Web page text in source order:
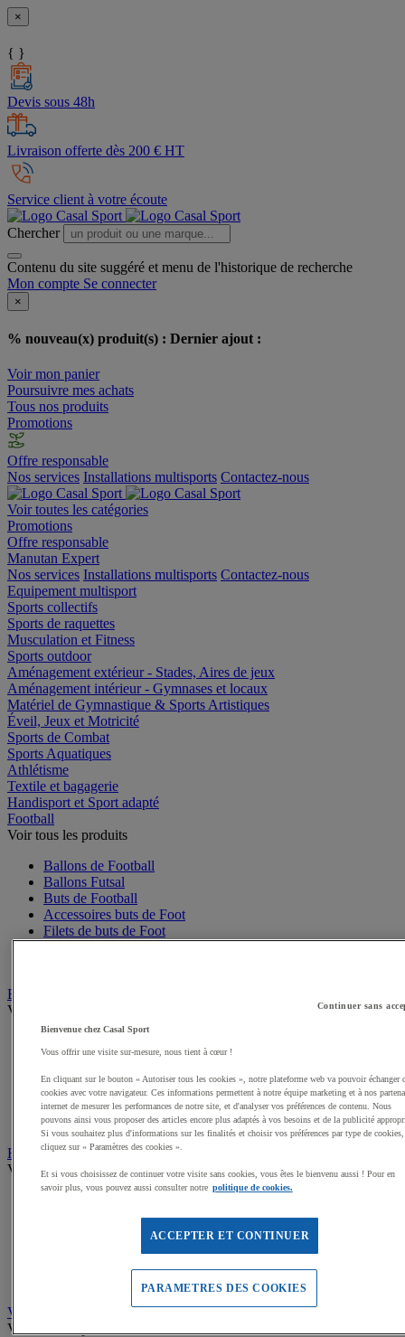
×
{ }
Devis sous 48h
Livraison offerte dès 200 € HT
Service client à votre écoute
Chercher
Contenu du site suggéré et menu de l'historique de recherche
Mon compte Se connecter
×
% nouveau(x) produit(s) : Dernier ajout :
Voir mon panier
Poursuivre mes achats
Tous nos produits
Promotions
Offre responsable
Nos services Installations multisports Contactez-nous
Voir toutes les catégories
Promotions
Offre responsable
Manutan Expert
Nos services Installations multisports Contactez-nous
Equipement multisport
Sports collectifs
Sports de raquettes
Musculation et Fitness
Sports outdoor
Aménagement extérieur - Stades, Aires de jeux
Aménagement intérieur - Gymnases et locaux
Matériel de Gymnastique & Sports Artistiques
Éveil, Jeux et Motricité
Sports de Combat
Sports Aquatiques
Athlétisme
Textile et bagagerie
Handisport et Sport adapté
Football
Voir tous les produits
Ballons de Football
Ballons Futsal
Buts de Football
Accessoires buts de Foot
Filets de buts de Foot
Basketball
Voir tous les produits
Accessoires entrainement de Basket
Filets, cercles de Basket pour paniers
Panneaux de Basket
Accessoires terrain de Basket
Paniers de Basket, buts de Basket
Handball
Voir tous les produits
Buts de Handball
Filets de but de Hand
Volleyball
Voir tous les produits
Continuer sans
Bienvenue chez Casal Sport
Vous offrir une visite sur-mesure, nous tient à cœur !
En cliquant sur le bouton « Autoriser tous les cookies », notre plateforme web va pouvoir échanger
cookies avec votre navigateur. Ces informations permettent à notre équipe marketing et à nos
internet de mesurer les performances de notre site, et d'analyser vos préférences de contenu. Nous
pouvons ainsi vous proposer des articles encore plus adaptés à vos besoins et de la publicité
Si vous souhaitez plus d'informations sur les finalités et choisir vos préférences par type de cookies,
cliquez sur « Paramètres des cookies ».
Et si vous choisissez de continuer votre visite sans cookies, vous êtes le bienvenu aussi ! Pour en
savoir plus, vous pouvez aussi consulter notre politique de cookies.
ACCEPTER ET CONTINUER
PARAMETRES DES COOKIES